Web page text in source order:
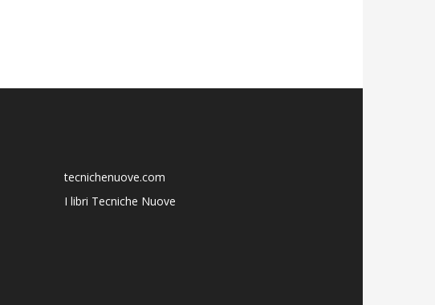
tecnichenuove.com
I libri Tecniche Nuove